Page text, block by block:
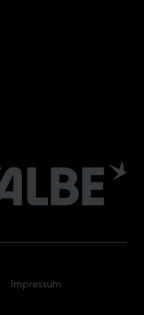
Impressum